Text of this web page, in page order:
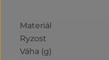
Materiál
Ryzost
Váha (g)